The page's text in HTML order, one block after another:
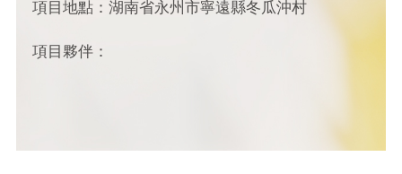
項目地點：湖南省永州市寧遠縣冬瓜沖村
項目夥伴：